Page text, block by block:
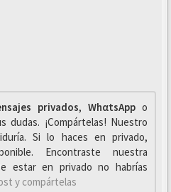
privados, WhαtsAppo
dudas. ¡Compártelas! Nuestro
Si lo haces en privado,
Encontraste nuestra
estar en privado no habrías
y compártelas